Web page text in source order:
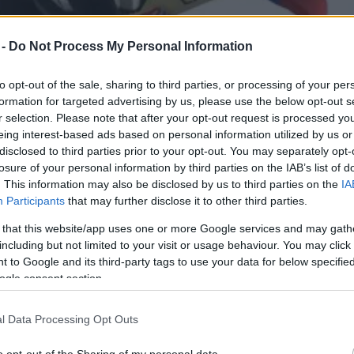
Do Not Process My Personal Information
opt-out of the sale, sharing to third parties, or processing of your
for targeted advertising by us, please use the below opt-out
selection. Please note that after your opt-out request is processed
interest-based ads based on personal information utilized by us
to third parties prior to your opt-out. You may separately
of your personal information by third parties on the IAB’s list of
This information may also be disclosed by us to third parties on the
Participants that may further disclose it to other third parties.
that this website/app uses one or more Google services and may
but not limited to your visit or usage behaviour. You may
to Google and its third-party tags to use your data for below
consent section.
Data Processing Opt Outs
Bouškova kulka v našem obýváku?“
se o tomto tématu dalo napsat více? Máte
bylo v seriálu maximum možného. To další
nejdete v tomto článku.